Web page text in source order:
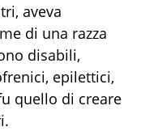
aveva
di una razza
disabili,
epilettici,
quello di creare